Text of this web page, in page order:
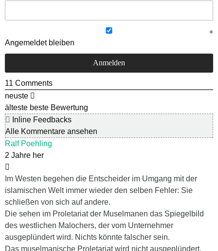
Angemeldet bleiben
11 Comments
neuste
älteste beste Bewertung
Inline Feedbacks
Alle Kommentare ansehen
Ralf Poehling
2 Jahre her
Im Westen begehen die Entscheider im Umgang mit der
islamischen Welt immer wieder den selben Fehler: Sie
schließen von sich auf andere.
Die sehen im Proletariat der Muselmanen das Spiegelbild
des westlichen Malochers, der vom Unternehmer
ausgeplündert wird. Nichts könnte falscher sein.
Das muselmanische Proletariat wird nicht ausgeplündert,